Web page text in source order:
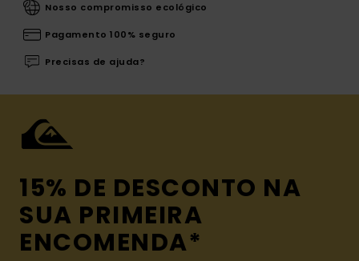
Nosso compromisso ecológico
Pagamento 100% seguro
Precisas de ajuda?
15% DE DESCONTO NA
SUA PRIMEIRA
ENCOMENDA*